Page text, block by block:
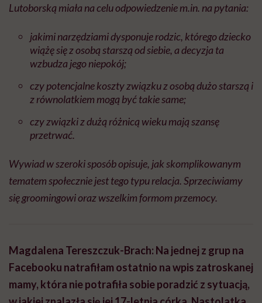
Lutoborską miała na celu odpowiedzeniem.in. na pytania:
jakimi narzędziami dysponuje rodzic, którego dziecko
wiążę się z osobą starszą od siebie, a decyzja ta
wzbudza jego niepokój;
czy potencjalne koszty związku z osobą dużo starszą i
z równolatkiem mogą być takie same;
czy związki z dużą różnicą wieku mają szansę
przetrwać.
Wywiad w szeroki sposób opisuje, jak skomplikowanym
tematem społecznie jest tego typu relacja. Sprzeciwiamy
się groomingowi oraz wszelkim formom przemocy.
Magdalena Tereszczuk-Brach: Na jednej z grup na
Facebooku natrafiłam ostatnio na wpis zatroskanej
mamy, która nie potrafiła sobie poradzić z sytuacją,